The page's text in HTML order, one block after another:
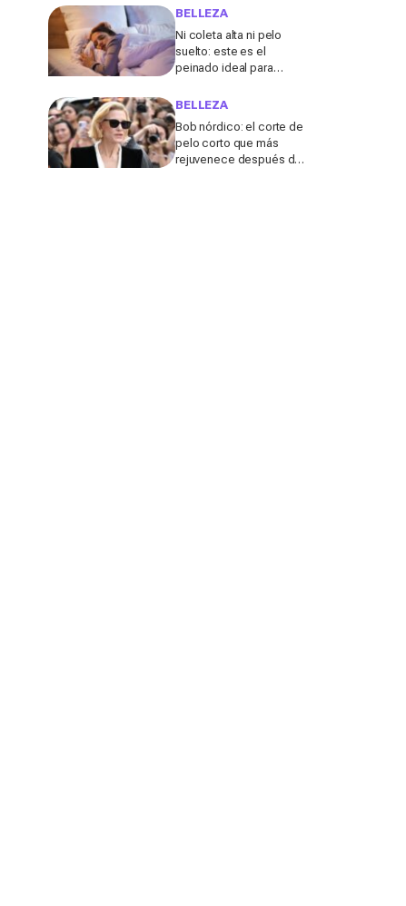
2026, según una
BELLEZA
Ni coleta alta ni pelo
suelto: este es el
peinado ideal para
de calor, según una
BELLEZA
Bob nórdico: el corte de
pelo corto que más
rejuvenece después de